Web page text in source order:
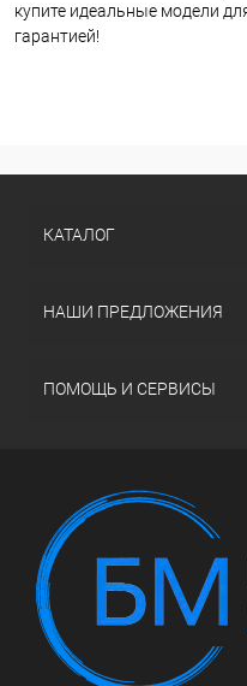
купите идеальные модели
гарантией!
КАТАЛОГ
НАШИ ПРЕДЛОЖЕНИЯ
ПОМОЩЬ И СЕРВИСЫ